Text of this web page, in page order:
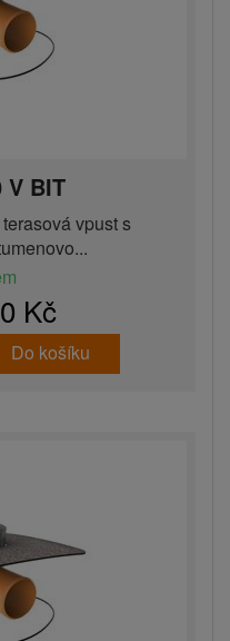
V BIT
vpust s
Kč
Do košíku